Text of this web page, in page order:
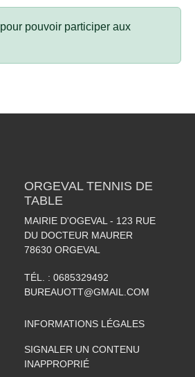
pour pouvoir participer aux
ORGEVAL TENNIS DE
TABLE
MAIRIE D'OGEVAL - 123 RUE
DU DOCTEUR MAURER
78630 ORGEVAL
TÉL. : 0685329492
BUREAUOTT@GMAIL.COM
INFORMATIONS LÉGALES
SIGNALER UN CONTENU
INAPPROPRIÉ